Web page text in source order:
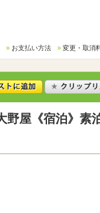
お支払い方法 変更・取消
屋《宿泊》素